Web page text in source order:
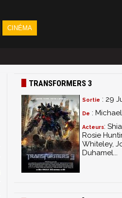
CINÉMA
TRANSFORMERS 3
Sortie : 29
De :
Acteurs:
Rosie
Whiteley,
Duhamel...